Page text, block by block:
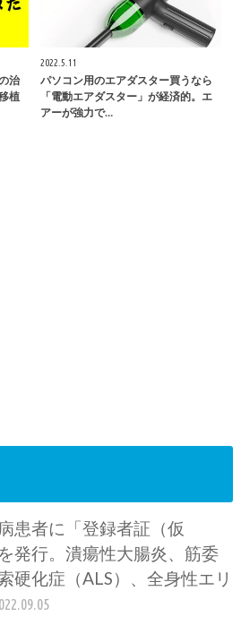
治
植
2022.5.11
パソコン用のエアダスター買うなら
「電動エアダスター」が経済的。エ
アーが強力で…
患者に「登録者証（仮
発行。潰瘍性大腸炎、筋委
硬化症（ALS）、全身性エリ